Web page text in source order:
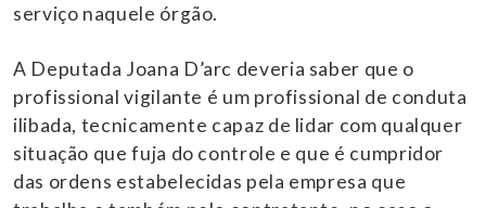
serviço naquele órgão.
A Deputada Joana D’arc deveria saber que o
profissional vigilante é um profissional de conduta
ilibada, tecnicamente capaz de lidar com qualquer
situação que fuja do controle e que é cumpridor
das ordens estabelecidas pela empresa que